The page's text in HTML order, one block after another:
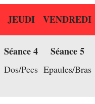
JEUDI VENDREDI
Séance 4
Dos/Pecs
Séance 5
Epaules/Bras